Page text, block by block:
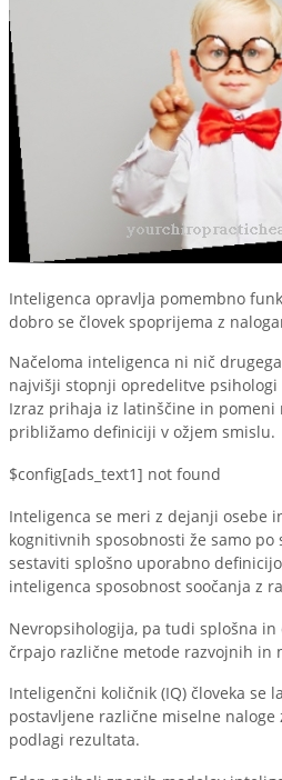
Inteligenca opravlja pomembno
dobro se človek spoprijema z
Načeloma inteligenca ni nič
najvišji stopnji opredelitve
Izraz prihaja iz latinščine in
približamo definiciji v ožjem smislu.
$config[ads_text1] not found
Inteligenca se meri z dejanji osebe
kognitivnih sposobnosti že samo
sestaviti splošno uporabno
inteligenca sposobnost soočanja z
Nevropsihologija, pa tudi splošna
črpajo različne metode razvojnih in
Inteligenčni količnik (IQ) človeka se
postavljene različne miselne
podlagi rezultata.